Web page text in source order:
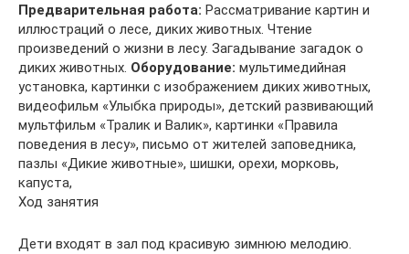
Предварительная работа: Рассматривание картин и
иллюстраций о лесе, диких животных. Чтение
произведений о жизни в лесу. Загадывание загадок о
диких животных. Оборудование: мультимедийная
установка, картинки с изображением диких животных,
видеофильм «Улыбка природы», детский развивающий
мультфильм «Тралик и Валик», картинки «Правила
поведения в лесу», письмо от жителей заповедника,
пазлы «Дикие животные», шишки, орехи, морковь,
капуста,
Ход занятия
Дети входят в зал под красивую зимнюю мелодию.